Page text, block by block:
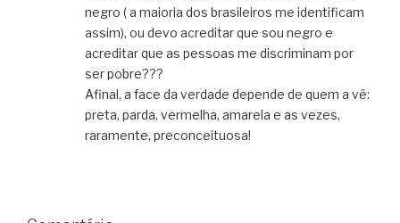
negro ( a maioria dos brasileiros me identificam
assim), ou devo acreditar que sou negro e
acreditar que as pessoas me discriminam por
ser pobre???
Afinal, a face da verdade depende de quem a vê:
preta, parda, vermelha, amarela e as vezes,
raramente, preconceituosa!